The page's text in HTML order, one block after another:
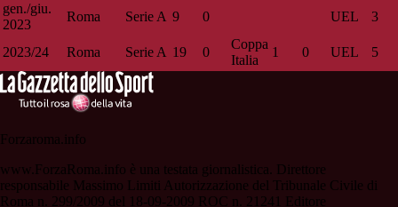
gen./giu.
2023
Roma Serie A 9 0 UEL 3
2023/24 Roma Serie A 19 0
Coppa
Italia
1 0 UEL 5
Forzaroma.info
www.ForzaRoma.info è una testata giornalistica. Direttore
responsabile Massimo Limiti Autorizzazione del Tribunale Civile di
Roma n. 299/2009 del 18-09-2009 ROC n. 21241 Editore